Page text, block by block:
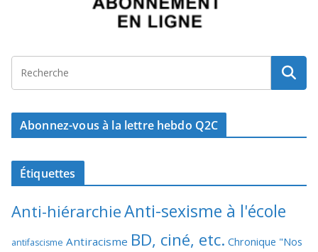
Abonnez-vous à la lettre hebdo Q2C
Étiquettes
Anti-hiérarchieAnti-sexisme à l'école
antifascisme Antiracisme BD, ciné, etc. Chronique "Nos